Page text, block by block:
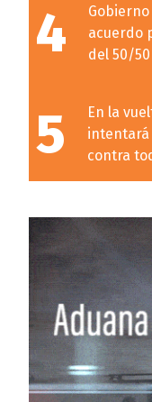
4
acuerdo
del 50/50
5
En la
contra